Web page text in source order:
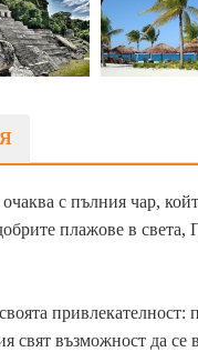
с пълния чар,
плажове в света,
привлекателност:
свят възможност да се